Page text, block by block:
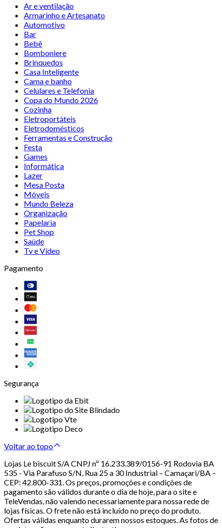
Ar e ventilação
Armarinho e Artesanato
Automotivo
Bar
Bebê
Bomboniere
Brinquedos
Casa Inteligente
Cama e banho
Celulares e Telefonia
Copa do Mundo 2026
Cozinha
Eletroportáteis
Eletrodomésticos
Ferramentas e Construção
Festa
Games
Informática
Lazer
Mesa Posta
Móveis
Mundo Beleza
Organização
Papelaria
Pet Shop
Saúde
Tv e Vídeo
Pagamento
Segurança
Voltar ao topo
Lojas Le biscuit S/A CNPJ nº 16.233.389/0156-91 Rodovia BA
535 - Via Parafuso S/N, Rua 25 a 30 Industrial – Camaçari/BA –
CEP: 42.800-331. Os preços, promoções e condições de
pagamento são válidos durante o dia de hoje, para o site e
TeleVendas, não valendo necessariamente para nossa rede de
lojas físicas. O frete não está incluído no preço do produto.
Ofertas válidas enquanto durarem nossos estoques. As fotos de